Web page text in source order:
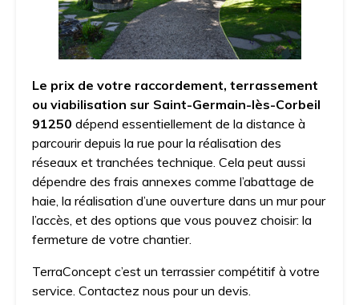
Le prix de votre raccordement, terrassement
ou viabilisation sur Saint-Germain-lès-Corbeil
91250 dépend essentiellement de la distance à
parcourir depuis la rue pour la réalisation des
réseaux et tranchées technique. Cela peut aussi
dépendre des frais annexes comme l’abattage de
haie, la réalisation d’une ouverture dans un mur pour
l’accès, et des options que vous pouvez choisir: la
fermeture de votre chantier.
TerraConcept c’est un terrassier compétitif à votre
service. Contactez nous pour un devis.